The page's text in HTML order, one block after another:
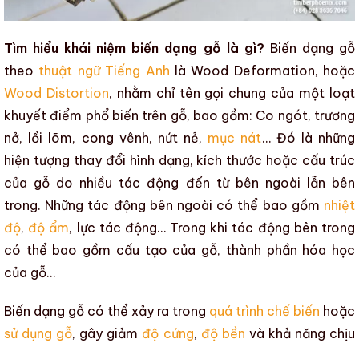
Tìm hiểu khái niệm biến dạng gỗ là gì? Biến dạng gỗ
theo thuật ngữ Tiếng Anh là Wood Deformation, hoặc
Wood Distortion, nhằm chỉ tên gọi chung của một loạt
khuyết điểm phổ biến trên gỗ, bao gồm: Co ngót, trương
nở, lồi lõm, cong vênh, nứt nẻ, mục nát… Đó là những
hiện tượng thay đổi hình dạng, kích thước hoặc cấu trúc
của gỗ do nhiều tác động đến từ bên ngoài lẫn bên
trong. Những tác động bên ngoài có thể bao gồm nhiệt
độ, độ ẩm, lực tác động… Trong khi tác động bên trong
có thể bao gồm cấu tạo của gỗ, thành phần hóa học
của gỗ…
Biến dạng gỗ có thể xảy ra trong quá trình chế biến hoặc
sử dụng gỗ, gây giảm độ cứng, độ bền và khả năng chịu